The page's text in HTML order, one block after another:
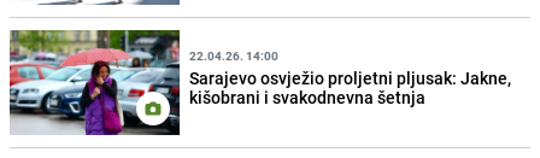
22.04.26. 14:00
Sarajevo osvježio proljetni pljusak: Jakne,
kišobrani i svakodnevna šetnja